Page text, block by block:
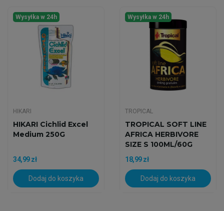
Wysyłka w 24h
HIKARI
HIKARI Cichlid Excel
Medium 250G
34,99 zł
Dodaj do koszyka
Wysyłka w 24h
TROPICAL
TROPICAL SOFT LINE
AFRICA HERBIVORE
SIZE S 100ML/60G
18,99 zł
Dodaj do koszyka